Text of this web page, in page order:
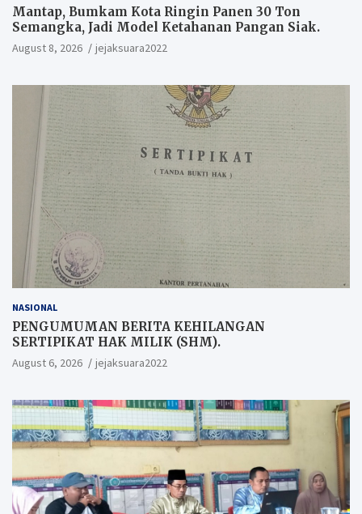
Mantap, Bumkam Kota Ringin Panen 30 Ton
Semangka, Jadi Model Ketahanan Pangan Siak.
August 8, 2026 jejaksuara2022
NASIONAL
PENGUMUMAN BERITA KEHILANGAN
SERTIPIKAT HAK MILIK (SHM).
August 6, 2026 jejaksuara2022